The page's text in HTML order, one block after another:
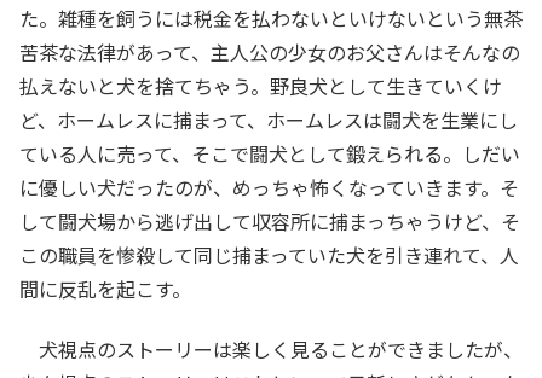
た。雑種を飼うには税金を払わないといけないという無茶
苦茶な法律があって、主人公の少女のお父さんはそんなの
払えないと犬を捨てちゃう。野良犬として生きていくけ
ど、ホームレスに捕まって、ホームレスは闘犬を生業にし
ている人に売って、そこで闘犬として鍛えられる。しだい
に優しい犬だったのが、めっちゃ怖くなっていきます。そ
して闘犬場から逃げ出して収容所に捕まっちゃうけど、そ
この職員を惨殺して同じ捕まっていた犬を引き連れて、人
間に反乱を起こす。
犬視点のストーリーは楽しく見ることができましたが、